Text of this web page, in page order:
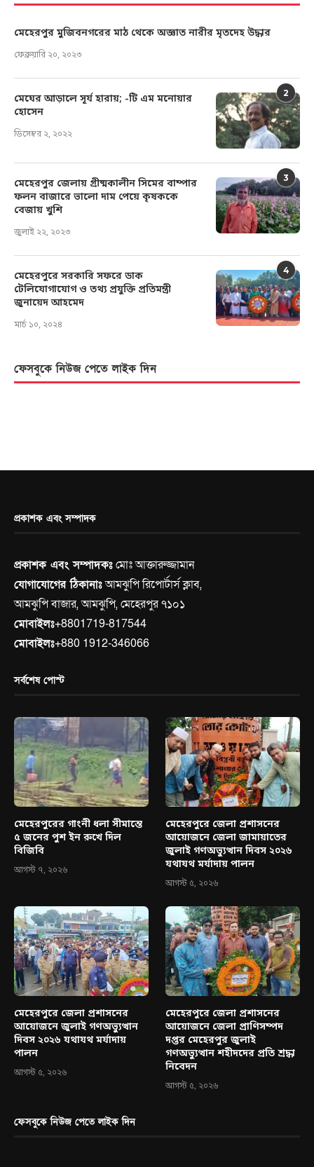
মেহেরপুর মুজিবনগরের মাঠ থেকে অজ্ঞাত নারীর মৃতদেহ উদ্ধার
ফেব্রুয়ারি ২০, ২০২৩
2
মেঘের আড়ালে সূর্য হারায়; -টি এম মনোয়ার
হোসেন
ডিসেম্বর ২, ২০২২
3
মেহেরপুর জেলায় গ্রীষ্মকালীন সিমের বাম্পার
ফলন বাজারে ভালো দাম পেয়ে কৃষককে
বেজায় খুশি
জুলাই ২২, ২০২৩
4
মেহেরপুরে সরকারি সফরে ডাক
টেলিযোগাযোগ ও তথ্য প্রযুক্তি প্রতিমন্ত্রী
জুনায়েদ আহমেদ
মার্চ ১০, ২০২৪
ফেসবুকে নিউজ পেতে লাইক দিন
প্রকাশক এবং সম্পাদক
প্রকাশক এবং সম্পাদকঃমোঃ আক্তারুজ্জামান
যোগাযোগের ঠিকানাঃআমঝুপি রিপোর্টার্স ক্লাব,
আমঝুপি বাজার, আমঝুপি, মেহেরপুর ৭১০১
মোবাইলঃ+8801719-817544
মোবাইলঃ+880 1912-346066
সর্বশেষ পোস্ট
মেহেরপুরের গাংনী ধলা সীমান্তে
৫ জনের পুশ ইন রুখে দিল
বিজিবি
আগস্ট ৭, ২০২৬
মেহেরপুরে জেলা প্রশাসনের
আয়োজনে জেলা জামায়াতের
জুলাই গণঅভ্যুত্থান দিবস ২০২৬
যথাযথ মর্যাদায় পালন
আগস্ট ৫, ২০২৬
মেহেরপুরে জেলা প্রশাসনের
আয়োজনে জুলাই গণঅভ্যুত্থান
দিবস ২০২৬ যথাযথ মর্যাদায়
পালন
আগস্ট ৫, ২০২৬
মেহেরপুরে জেলা প্রশাসনের
আয়োজনে জেলা প্রাণিসম্পদ
দপ্তর মেহেরপুর জুলাই
গণঅভ্যুত্থান শহীদদের প্রতি শ্রদ্ধা
নিবেদন
আগস্ট ৫, ২০২৬
ফেসবুকে নিউজ পেতে লাইক দিন